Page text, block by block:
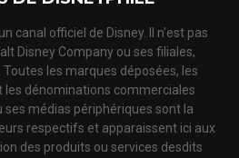
canal officiel de Disney. Il n'est pas
Disney Company ou ses filiales,
les marques déposées, les
les dénominations commerciales
ses médias périphériques sont la
respectifs et apparaissent ici aux
des produits ou services desdits